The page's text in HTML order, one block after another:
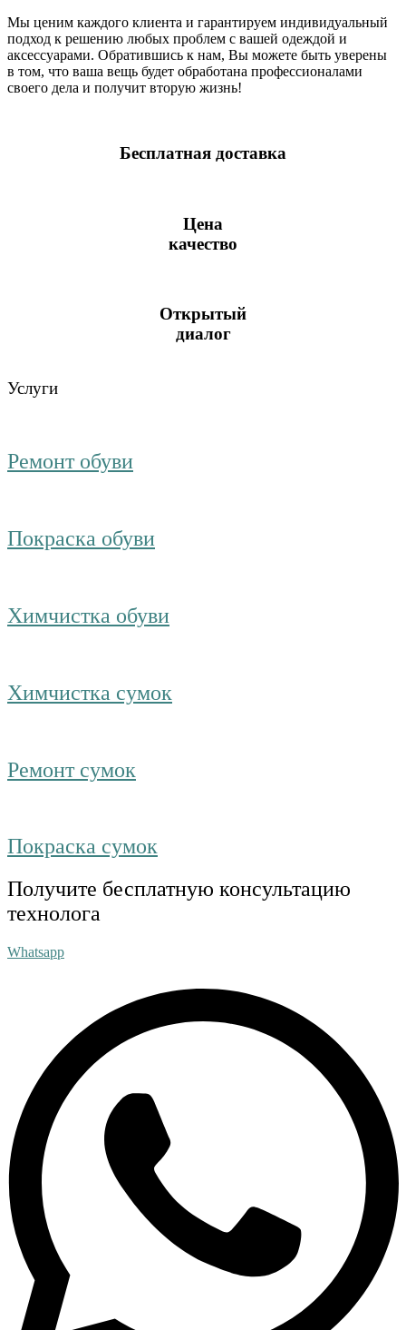
Мы ценим каждого клиента и гарантируем индивидуальный
подход к решению любых проблем с вашей одеждой и
аксессуарами. Обратившись к нам, Вы можете быть уверены
в том, что ваша вещь будет обработана профессионалами
своего дела и получит вторую жизнь!
Бесплатная доставка
Цена
качество
Открытый
диалог
Услуги
Ремонт обуви
Покраска обуви
Химчистка обуви
Химчистка сумок
Ремонт сумок
Покраска сумок
Получите бесплатную консультацию
технолога
Whatsapp